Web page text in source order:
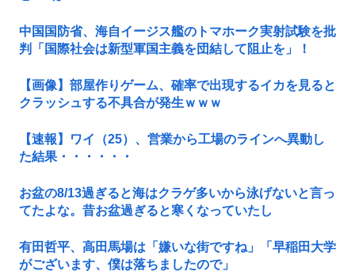
中国国防省、海自イージス艦のトマホーク実射試験を批
判「国際社会は新型軍国主義を団結して阻止を」！
【画像】部屋作りゲーム、確率で出現するイカを見ると
クラッシュする不具合が発生ｗｗｗ
【速報】ワイ（25）、営業から工場のラインへ異動し
た結果・・・・・・
お盆の8/13過ぎると海はクラゲ多いから泳げないと言っ
てたよな。昔お盆過ぎると寒くなっていたし
有田哲平、高田馬場は「嫌いな街ですね」「早稲田大学
がございます、僕は落ちましたので」